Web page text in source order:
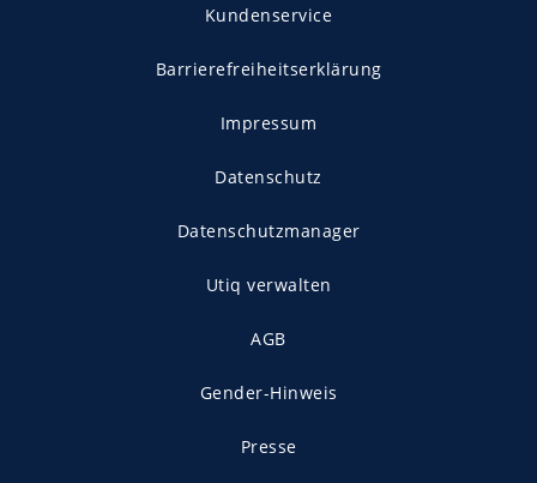
Kundenservice
Barrierefreiheitserklärung
Impressum
Datenschutz
Datenschutzmanager
Utiq verwalten
AGB
Gender-Hinweis
Presse